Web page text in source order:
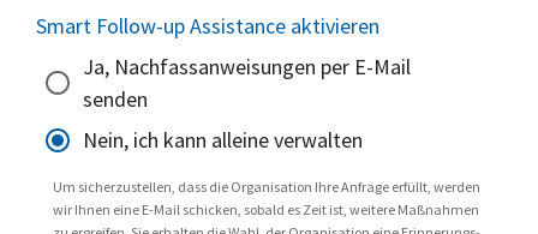
Smart Follow-up Assistance aktivieren
Ja, Nachfassanweisungen per E-Mail
senden
Nein, ich kann alleine verwalten
Um sicherzustellen, dass die Organisation Ihre Anfrage erfüllt, werden
wir Ihnen eine E-Mail schicken, sobald es Zeit ist, weitere Maßnahmen